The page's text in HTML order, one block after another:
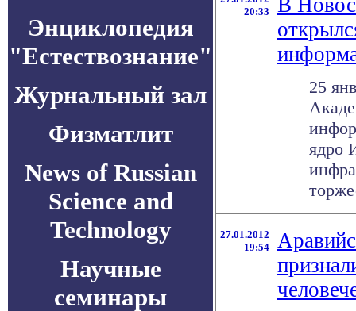
Энциклопедия
"Естествознание"
Журнальный зал
Физматлит
News of Russian
Science and
Technology
Научные
семинары
20:33
В
25
ядро
27.01.2012
19:54